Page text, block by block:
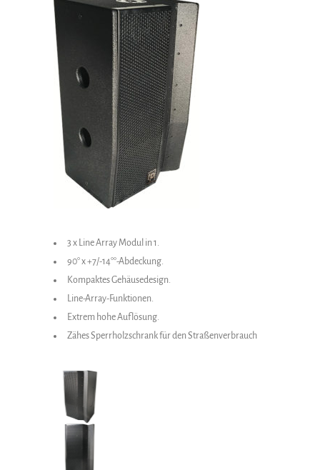
3 x Line Array Modul in 1.
90° x +7/-14°°-Abdeckung.
Kompaktes Gehäusedesign.
Line-Array-Funktionen.
Extrem hohe Auflösung.
Zähes Sperrholzschrank für den Straßenverbrauch